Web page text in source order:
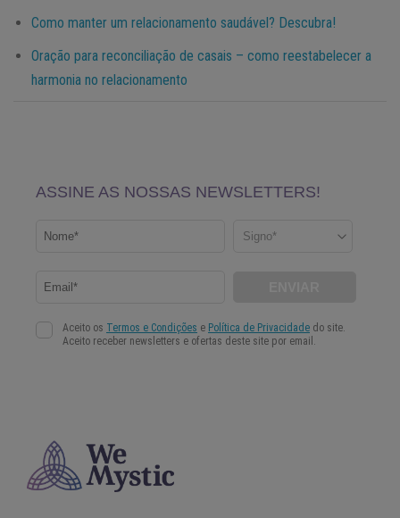
Como manter um relacionamento saudável? Descubra!
Oração para reconciliação de casais – como reestabelecer a
harmonia no relacionamento